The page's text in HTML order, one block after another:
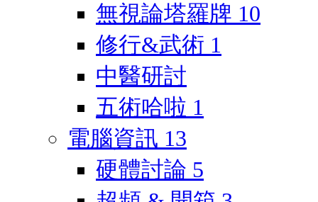
無視論塔羅牌 10
修行&武術 1
中醫研討
五術哈啦 1
電腦資訊 13
硬體討論 5